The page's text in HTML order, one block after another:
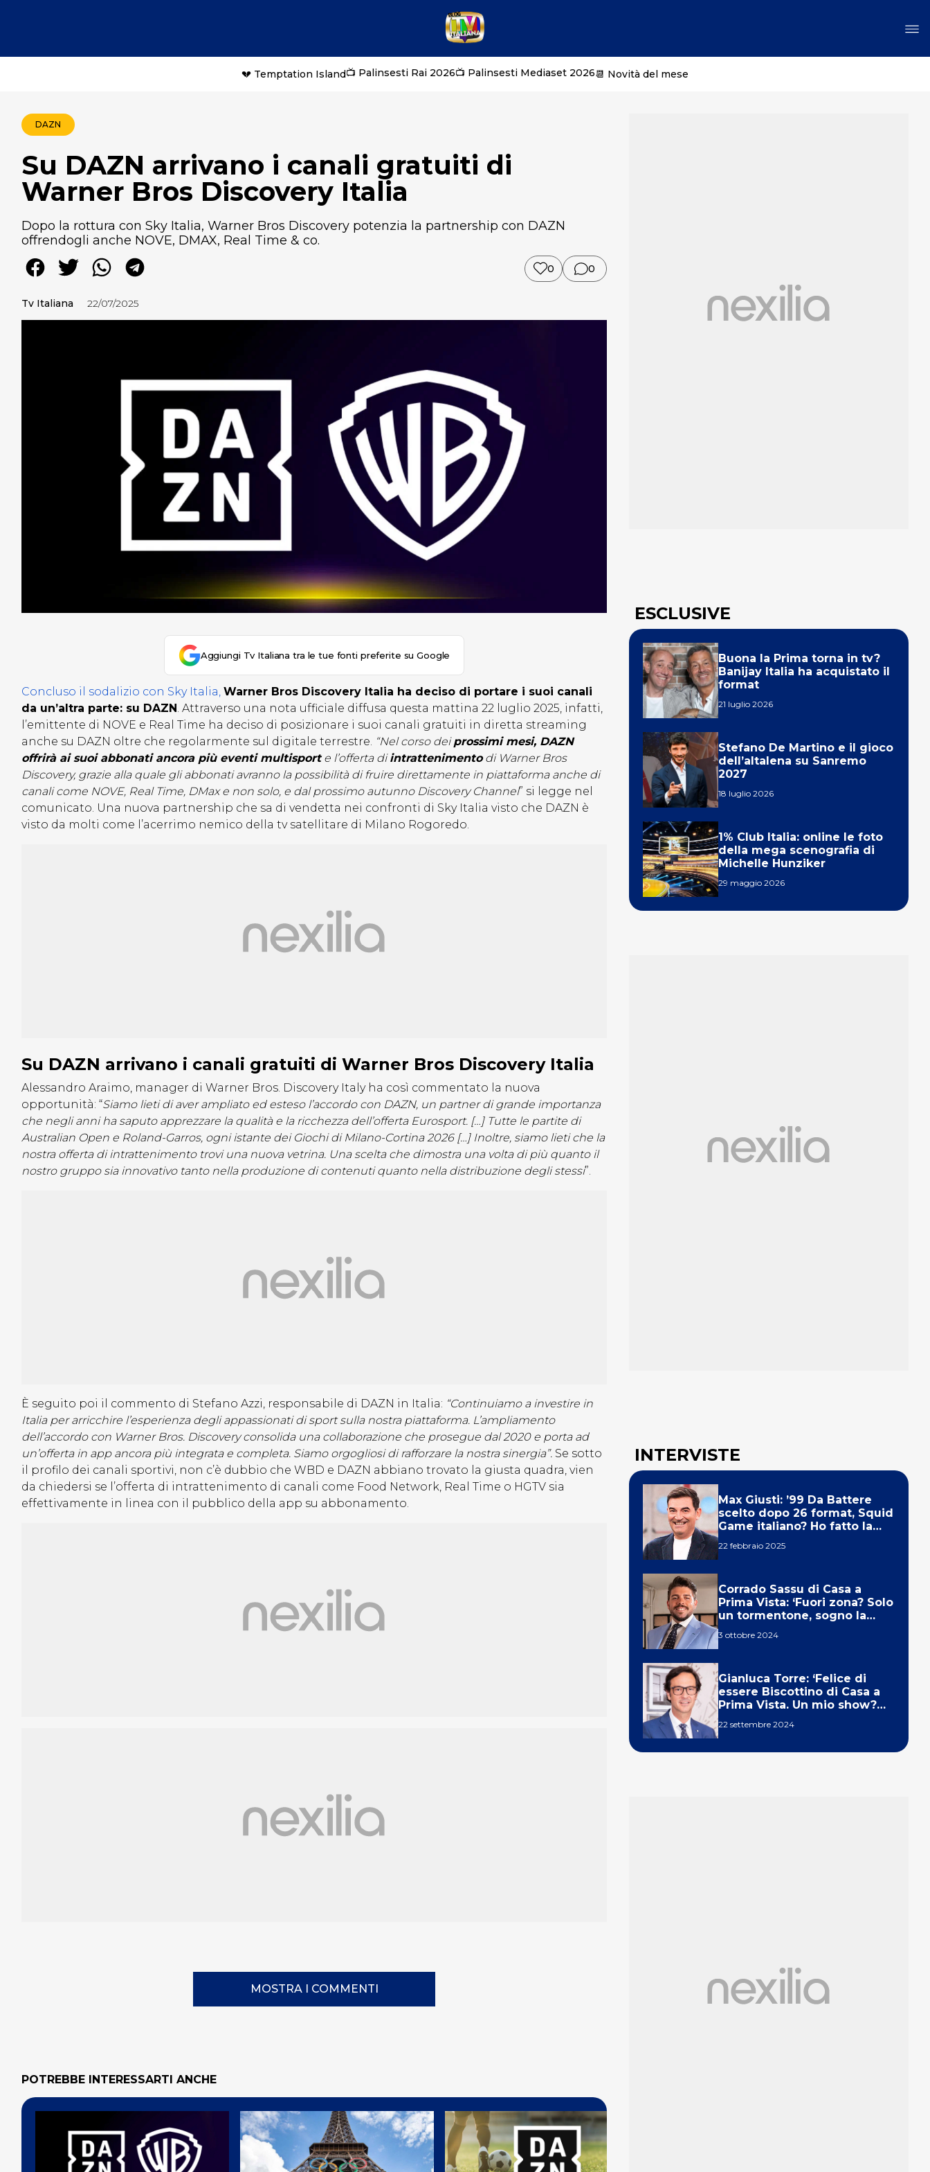
💔 Temptation Island📺 Palinsesti Rai 2026📺 Palinsesti Mediaset 2026📆 Novità del mese
DAZN
Su DAZN arrivano i canali gratuiti di
Warner Bros Discovery Italia
Dopo la rottura con Sky Italia, Warner Bros Discovery potenzia la partnership con DAZN
offrendogli anche NOVE, DMAX, Real Time & co.
0 0
Tv Italiana 22/07/2025
Aggiungi Tv Italiana tra le tue fonti preferite su Google
Concluso il sodalizio con Sky Italia, Warner Bros Discovery Italia ha deciso di portare i suoi canali
da un’altra parte: su DAZN. Attraverso una nota ufficiale diffusa questa mattina 22 luglio 2025, infatti,
l’emittente di NOVE e Real Time ha deciso di posizionare i suoi canali gratuiti in diretta streaming
anche su DAZN oltre che regolarmente sul digitale terrestre. “Nel corso deiprossimi mesi, DAZN
offrirà ai suoi abbonati ancora più eventi multisporte l’offerta diintrattenimentodi Warner Bros
Discovery, grazie alla quale gli abbonati avranno la possibilità di fruire direttamente in piattaforma anche di
canali come NOVE, Real Time, DMax e non solo, e dal prossimo autunno Discovery Channel” si legge nel
comunicato. Una nuova partnership che sa di vendetta nei confronti di Sky Italia visto che DAZN è
visto da molti come l’acerrimo nemico della tv satellitare di Milano Rogoredo.
Su DAZN arrivano i canali gratuiti di Warner Bros Discovery Italia
Alessandro Araimo, manager di Warner Bros. Discovery Italy ha così commentato la nuova
opportunità: “Siamo lieti di aver ampliato ed esteso l’accordo con DAZN, un partner di grande importanza
che negli anni ha saputo apprezzare la qualità e la ricchezza dell’offerta Eurosport. […] Tutte le partite di
Australian Open e Roland-Garros, ogni istante dei Giochi di Milano-Cortina 2026 […] Inoltre, siamo lieti che la
nostra offerta di intrattenimento trovi una nuova vetrina. Una scelta che dimostra una volta di più quanto il
nostro gruppo sia innovativo tanto nella produzione di contenuti quanto nella distribuzione degli stessi”.
È seguito poi il commento di Stefano Azzi, responsabile di DAZN in Italia: “Continuiamo a investire in
Italia per arricchire l’esperienza degli appassionati di sport sulla nostra piattaforma. L’ampliamento
dell’accordo con Warner Bros. Discovery consolida una collaborazione che prosegue dal 2020 e porta ad
un’offerta in app ancora più integrata e completa. Siamo orgogliosi di rafforzare la nostra sinergia”. Se sotto
il profilo dei canali sportivi, non c’è dubbio che WBD e DAZN abbiano trovato la giusta quadra, vien
da chiedersi se l’offerta di intrattenimento di canali come Food Network, Real Time o HGTV sia
effettivamente in linea con il pubblico della app su abbonamento.
MOSTRA I COMMENTI
POTREBBE INTERESSARTI ANCHE
ESCLUSIVE
Buona la Prima torna in tv?
Banijay Italia ha acquistato il
format
21 luglio 2026
Stefano De Martino e il gioco
dell’altalena su Sanremo
2027
18 luglio 2026
1% Club Italia: online le foto
della mega scenografia di
Michelle Hunziker
29 maggio 2026
INTERVISTE
Max Giusti: ’99 Da Battere
scelto dopo 26 format, Squid
Game italiano? Ho fatto la
22 febbraio 2025
Corrado Sassu di Casa a
Prima Vista: ‘Fuori zona? Solo
un tormentone, sogno la
3 ottobre 2024
Gianluca Torre: ‘Felice di
essere Biscottino di Casa a
Prima Vista. Un mio show?
22 settembre 2024